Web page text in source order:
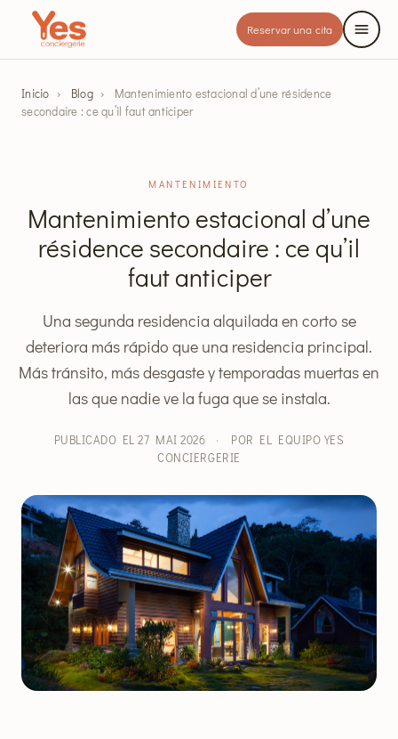
Reservar una cita
Inicio › Blog ›
Mantenimiento estacional d’une résidence
secondaire : ce qu’il faut anticiper
MANTENIMIENTO
Mantenimiento estacional d’une
résidence secondaire : ce qu’il
faut anticiper
Una segunda residencia alquilada en corto se
deteriora más rápido que una residencia principal.
Más tránsito, más desgaste y temporadas muertas en
las que nadie ve la fuga que se instala.
PUBLICADO EL 27 MAI 2026 ·
POR EL EQUIPO YES
CONCIERGERIE